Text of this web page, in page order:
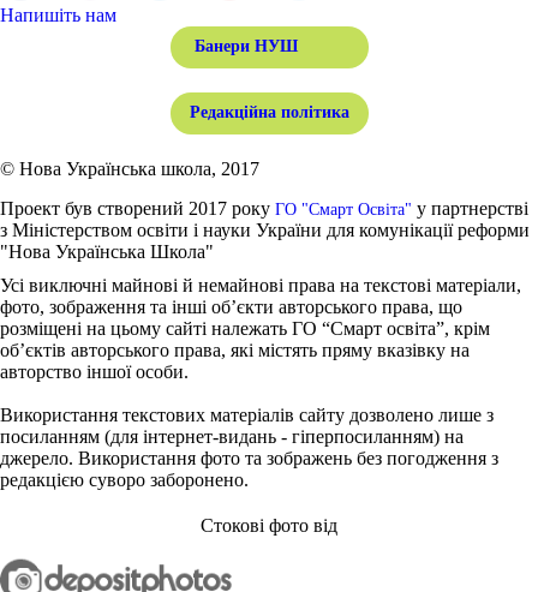
Напишіть нам
Банери НУШ
Редакційна політика
© Нова Українська школа, 2017
Проект був створений 2017 року ГО "Смарт Освіта" у партнерстві
з Міністерством освіти і науки України для комунікації реформи
"Нова Українська Школа"
Усі виключні майнові й немайнові права на текстові матеріали,
фото, зображення та інші об’єкти авторського права, що
розміщені на цьому сайті належать ГО “Смарт освіта”, крім
об’єктів авторського права, які містять пряму вказівку на
авторство іншої особи.
Використання текстових матеріалів сайту дозволено лише з
посиланням (для інтернет-видань - гіперпосиланням) на
джерело. Використання фото та зображень без погодження з
редакцією суворо заборонено.
Стокові фото від